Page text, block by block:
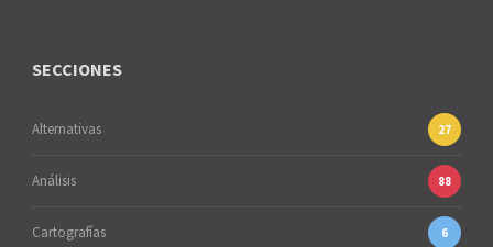
SECCIONES
Alternativas 27
Análisis 88
Cartografías 6